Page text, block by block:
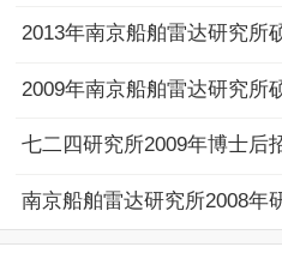
2013年南京船舶雷达研究所
2009年南京船舶雷达研究所
七二四研究所2009年博士后
南京船舶雷达研究所2008年